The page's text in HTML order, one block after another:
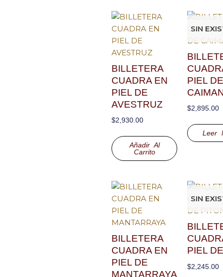
BILLETERA
CUADRA EN
PIEL DE
AVESTRUZ
$2,930.00
Añadir Al
Carrito
SIN
PIEL DE
$2,895.00
Leer
BILLETERA
CUADRA EN
PIEL DE
MANTARRAYA
SIN
PIEL
$2,245.00